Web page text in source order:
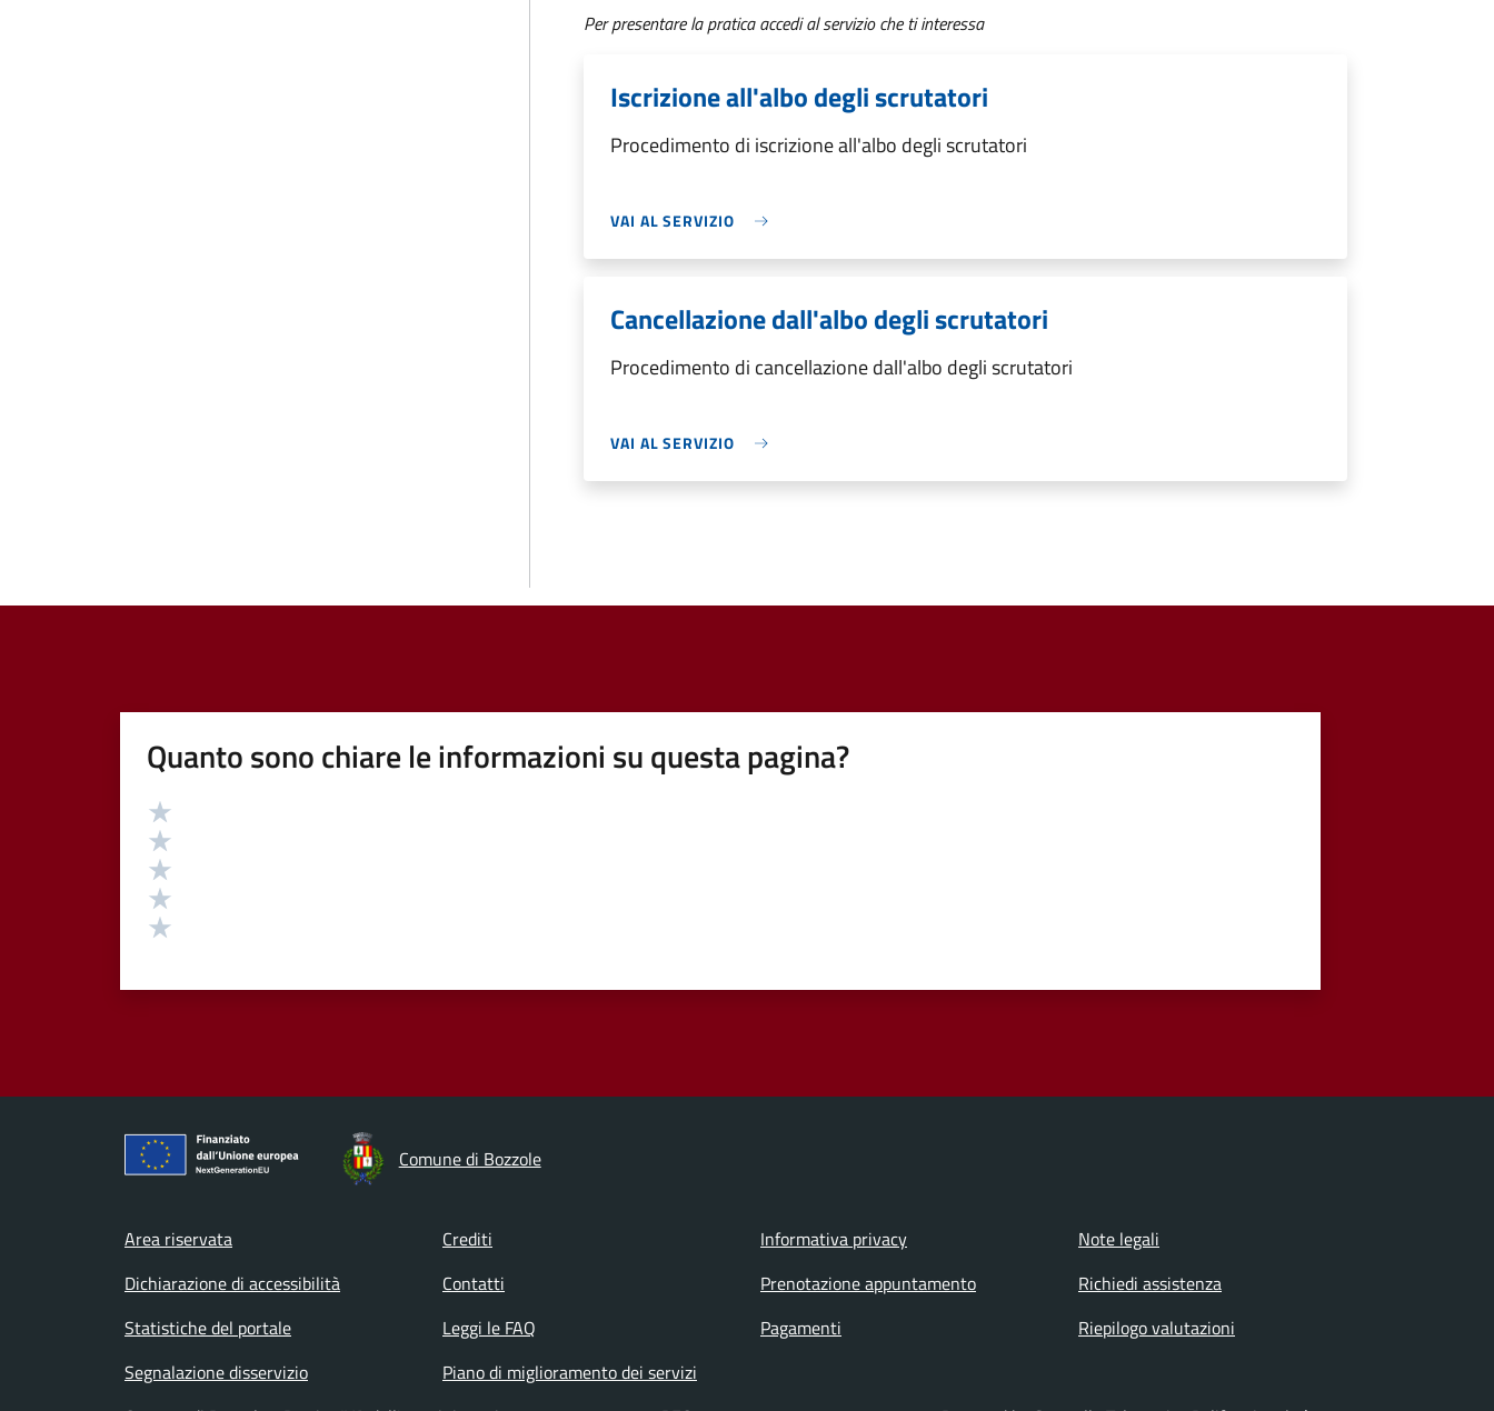
Per presentare la pratica accedi al servizio che ti interessa
Iscrizione all'albo degli scrutatori
Procedimento di iscrizione all'albo degli scrutatori
VAI AL SERVIZIO
Cancellazione dall'albo degli scrutatori
Procedimento di cancellazione dall'albo degli scrutatori
VAI AL SERVIZIO
Quanto sono chiare le informazioni su questa pagina?
Valutazione
Comune di Bozzole
Footer menu
Area riservata Crediti Informativa privacy
Note legali
Dichiarazione di accessibilità
Contatti Prenotazione appuntamento
Richiedi assistenza
Statistiche del portale
Leggi le FAQ Pagamenti
Riepilogo valutazioni
Segnalazione disservizio
Piano di miglioramento dei servizi